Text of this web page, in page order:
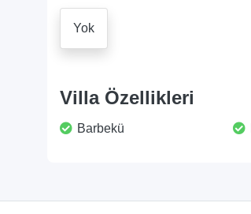
Yok
Villa Özellikleri
Barbekü